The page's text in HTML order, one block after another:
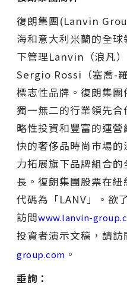
復朗集團(Lanvin
海和意大利米蘭的全
下管理Lanvin（浪凡
Sergio Rossi（塞喬-
標志性品牌。復朗集
獨一無二的行業領先
略性投資和豐富的運
快的奢侈品時尚市場
力拓展旗下品牌組合
長。復朗集團股票在
代碼為「LANV」。欲
訪問www.lanvin-
投資者演示文稿，請訪
group.com 。
垂詢：